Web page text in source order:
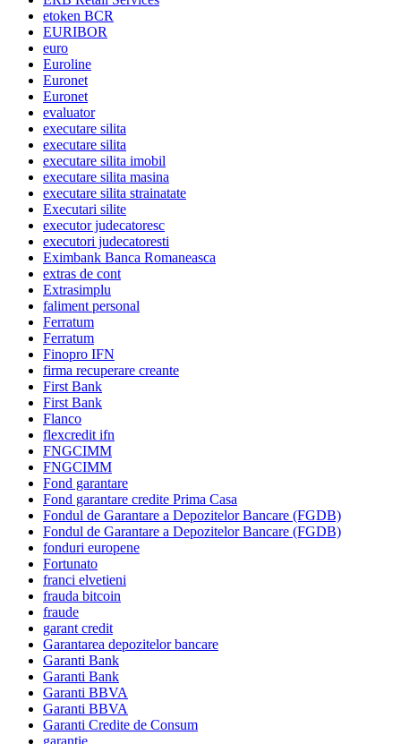
etoken BCR
EURIBOR
euro
Euroline
Euronet
Euronet
evaluator
executare silita
executare silita
executare silita imobil
executare silita masina
executare silita strainatate
Executari silite
executor judecatoresc
executori judecatoresti
Eximbank Banca Romaneasca
extras de cont
Extrasimplu
faliment personal
Ferratum
Ferratum
Finopro IFN
firma recuperare creante
First Bank
First Bank
Flanco
flexcredit ifn
FNGCIMM
FNGCIMM
Fond garantare
Fond garantare credite Prima Casa
Fondul de Garantare a Depozitelor Bancare (FGDB)
Fondul de Garantare a Depozitelor Bancare (FGDB)
fonduri europene
Fortunato
franci elvetieni
frauda bitcoin
fraude
garant credit
Garantarea depozitelor bancare
Garanti Bank
Garanti Bank
Garanti BBVA
Garanti BBVA
Garanti Credite de Consum